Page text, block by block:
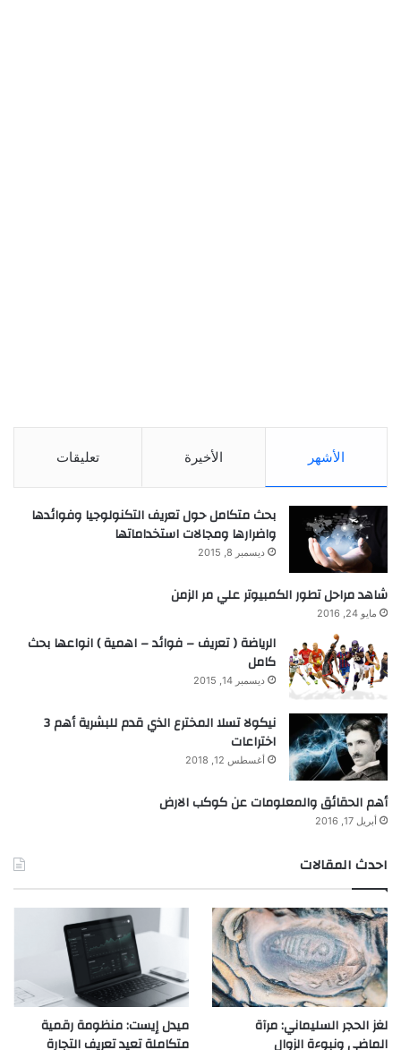
الأشهر الأخيرة تعليقات
بحث متكامل حول تعريف التكنولوجيا وفوائدها
واضرارها ومجالات استخداماتها
ديسمبر 8, 2015
شاهد مراحل تطور الكمبيوتر علي مر الزمن
مايو 24, 2016
الرياضة ( تعريف – فوائد – اهمية ) انواعها بحث
كامل
ديسمبر 14, 2015
نيكولا تسلا المخترع الذي قدم للبشرية أهم 3
اختراعات
أغسطس 12, 2018
أهم الحقائق والمعلومات عن كوكب الارض
أبريل 17, 2016
احدث المقالات
لغز الحجر السليماني: مرآة
الماضي ونبوءة الزوال
ميدل إيست: منظومة رقمية
متكاملة تعيد تعريف التجارة